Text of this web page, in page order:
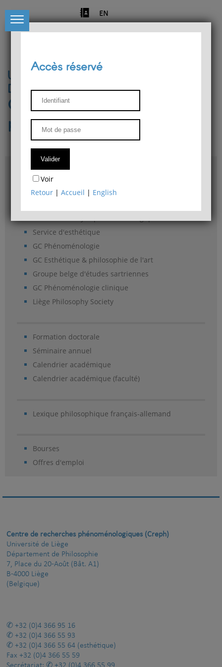
EN
Université de Liège
Département de philosophie
Centre de recherches
phénoménologiques
Accès & plans
Bibliothèque du Département de philosophie
Service d'esthétique
GC Phénoménologie
GC Esthétique & philosophie de l'art
Groupe belge d'études sartriennes
GC Phénoménologie clinique
Liège Philosophy Society
Formation doctorale
Séminaire annuel
Calendrier académique
Calendrier académique (faculté)
Lexique philosophique français-allemand
Bourses
Offres d'emploi
Accès réservé
Voir
Retour |Accueil | English
Centre de recherches phénoménologiques (Creph)
Université de Liège
Département de Philosophie
7, Place du 20-Août (Bât. A1)
B-4000 Liège
(Belgique)
+32 (0)4 366 95 16
+32 (0)4 366 55 93
+32 (0)4 366 55 64 (esthétique)
Fax +32 (0)4 366 55 59